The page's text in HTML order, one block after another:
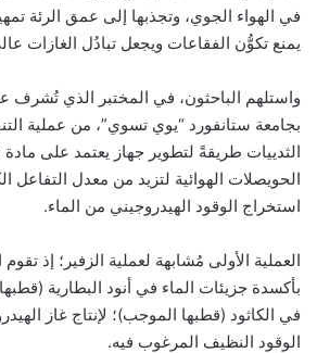
في الهواء الجوي، وتجذبها إلى عمق الرئة
يمنع تكوُّن الفقاعات ويجعل تبادُل الغازات
واستلهم الباحثون، في المختبر الذي تُشرف
بجامعة ستانفورد “يوي تسوي”، من عملية
الثدييات طريقةً لتطوير جهاز يعتمد على
الحويصلات الهوائية لتزيد من معدل التفاعل
استخراج الوقود الهيدروجيني من الماء.
العملية الأولى مُشابهة لعملية الزفير؛ إذ تقوم
بأكسدة جزيئات الماء في أنود البطارية
في الكاثود (قطبها الموجب)؛ لإنتاج غاز
الوقود النظيف المرغوب فيه.